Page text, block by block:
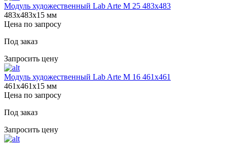
Модуль художественный Lab Arte М 25 483х483
483х483х15 мм
Цена по запросу
Под заказ
Запросить цену
Модуль художественный Lab Arte М 16 461х461
461х461х15 мм
Цена по запросу
Под заказ
Запросить цену